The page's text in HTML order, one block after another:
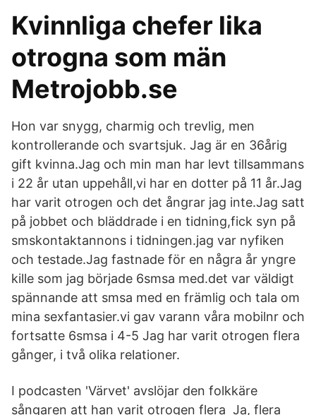
Kvinnliga chefer lika
otrogna som män
Metrojobb.se
Hon var snygg, charmig och trevlig, men
kontrollerande och svartsjuk. Jag är en 36årig
gift kvinna.Jag och min man har levt tillsammans
i 22 år utan uppehåll,vi har en dotter på 11 år.Jag
har varit otrogen och det ångrar jag inte.Jag satt
på jobbet och bläddrade i en tidning,fick syn på
smskontaktannons i tidningen.jag var nyfiken
och testade.Jag fastnade för en några år yngre
kille som jag började 6smsa med.det var väldigt
spännande att smsa med en främlig och tala om
mina sexfantasier.vi gav varann våra mobilnr och
fortsatte 6smsa i 4-5 Jag har varit otrogen flera
gånger, i två olika relationer.
I podcasten 'Värvet' avslöjar den folkkäre
sångaren att han varit otrogen flera Ja, flera